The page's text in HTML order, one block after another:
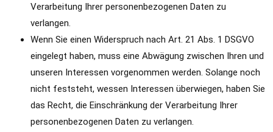
Verarbeitung Ihrer personenbezogenen Daten zu
verlangen.
Wenn Sie einen Widerspruch nach Art. 21 Abs. 1 DSGVO
eingelegt haben, muss eine Abwägung zwischen Ihren und
unseren Interessen vorgenommen werden. Solange noch
nicht feststeht, wessen Interessen überwiegen, haben Sie
das Recht, die Einschränkung der Verarbeitung Ihrer
personenbezogenen Daten zu verlangen.